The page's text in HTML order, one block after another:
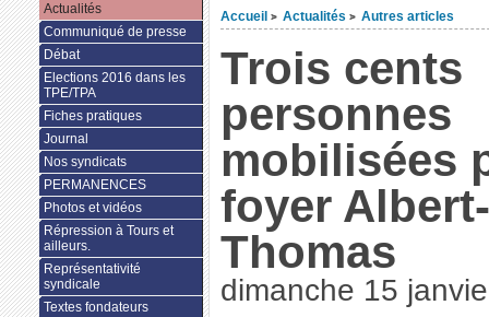
Accueil > Actualités > Autres articles
Trois cents
personnes
mobilisées
foyer Albert-
Thomas
dimanche 15
Actualités
Communiqué de presse
Débat
Elections 2016 dans les
TPE/TPA
Fiches pratiques
Journal
Nos syndicats
PERMANENCES
Photos et vidéos
Répression à Tours et
ailleurs.
Représentativité
syndicale
Textes fondateurs